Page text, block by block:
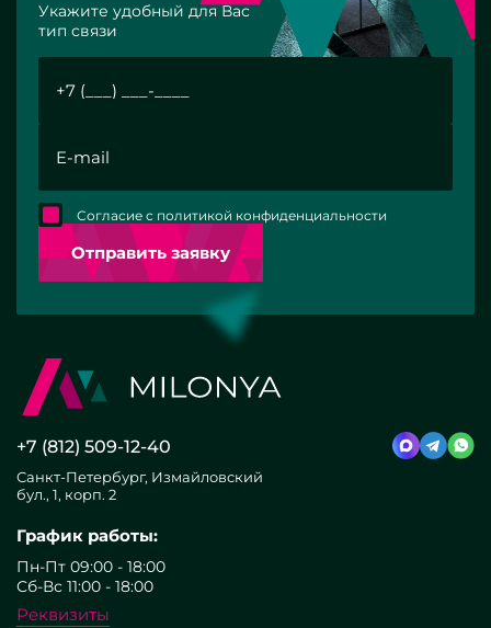
Укажите удобный для Вас
тип связи
Отправить заявку
Согласие с политикой конфиденциальности
+7 (812) 509-12-40
Санкт-Петербург, Измайловский
бул., 1, корп. 2
График работы:
Пн-Пт 09:00 - 18:00
Сб-Вс 11:00 - 18:00
Реквизиты